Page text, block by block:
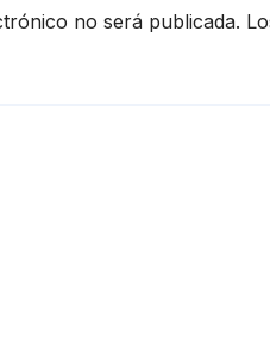
no será publicada.